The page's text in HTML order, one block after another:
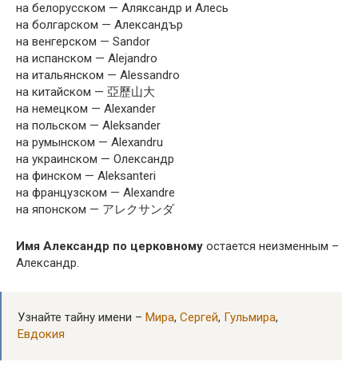
на белорусском — Аляксандр и Алесь
на болгарском — Александър
на венгерском — Sandor
на испанском — Alejandro
на итальянском — Alessandro
на китайском — 亞歷山大
на немецком — Alexander
на польском — Aleksander
на румынском — Alexandru
на украинском — Олександр
на финском — Aleksanteri
на французском — Alexandre
на японском — アレクサンダ
Имя Александр по церковному остается неизменным –
Александр.
Узнайте тайну имени – Мира, Сергей, Гульмира,
Евдокия